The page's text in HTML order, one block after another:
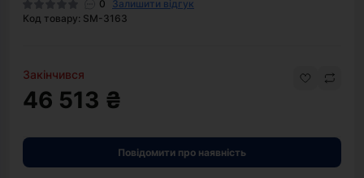
0
Залишити відгук
Код товару: SM-3163
Закінчився
46 513 ₴
Повідомити про наявність